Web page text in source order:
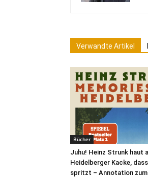
Verwandte Artikel
Bücher
Juhu! Heinz Strunk haut
Heidelberger Kacke,
spritzt – Annotation zum